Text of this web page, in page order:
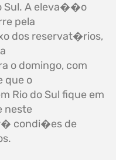
Sul. A eleva��o
pela
dos reservat�rios,
o domingo, com
que o
Rio do Sul fique em
neste
condi�es de